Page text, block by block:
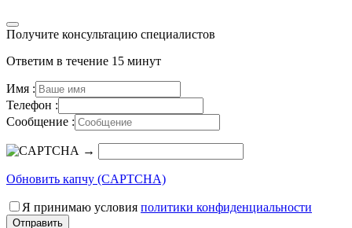
Получите консультацию специалистов
Ответим в течение 15 минут
Имя :
Телефон :
Сообщение :
→
Обновить капчу (CAPTCHA)
Я принимаю условия политики конфиденциальности
Отправить